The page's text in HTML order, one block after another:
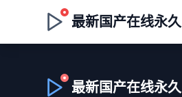
最新国产在线永久
最新国产在线永久